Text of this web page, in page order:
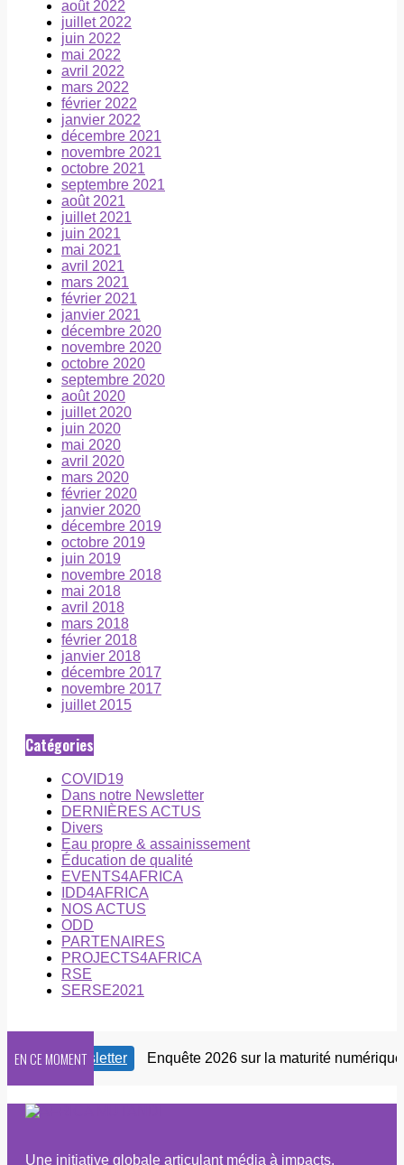
août 2022
juillet 2022
juin 2022
mai 2022
avril 2022
mars 2022
février 2022
janvier 2022
décembre 2021
novembre 2021
octobre 2021
septembre 2021
août 2021
juillet 2021
juin 2021
mai 2021
avril 2021
mars 2021
février 2021
janvier 2021
décembre 2020
novembre 2020
octobre 2020
septembre 2020
août 2020
juillet 2020
juin 2020
mai 2020
avril 2020
mars 2020
février 2020
janvier 2020
décembre 2019
octobre 2019
juin 2019
novembre 2018
mai 2018
avril 2018
mars 2018
février 2018
janvier 2018
décembre 2017
novembre 2017
juillet 2015
Catégories
COVID19
Dans notre Newsletter
DERNIÈRES ACTUS
Divers
Eau propre & assainissement
Éducation de qualité
EVENTS4AFRICA
IDD4AFRICA
NOS ACTUS
ODD
PARTENAIRES
PROJECTS4AFRICA
RSE
SERSE2021
EN CE MOMENT
Newsletter Enquête 2026 sur la maturité numérique
Une initiative globale articulant média à impacts,